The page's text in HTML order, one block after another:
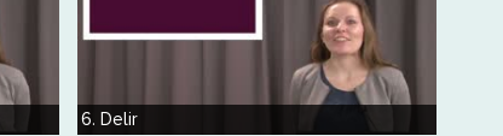
6. Delir